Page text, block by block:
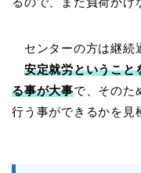
センターの方は継続
安定就労ということ
る事が大事で、そのた
行う事ができるかを見